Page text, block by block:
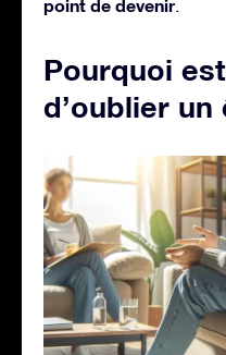
point de devenir.
Pourquoi
d’oublier